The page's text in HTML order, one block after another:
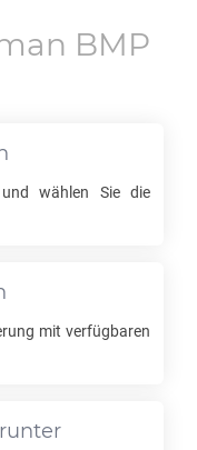
BMP
wählen Sie die
mit verfügbaren